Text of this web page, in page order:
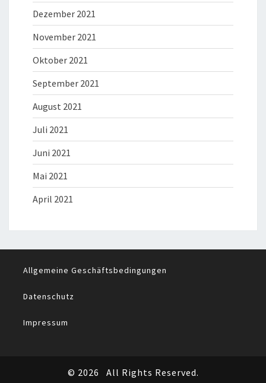
Dezember 2021
November 2021
Oktober 2021
September 2021
August 2021
Juli 2021
Juni 2021
Mai 2021
April 2021
Allgemeine Geschäftsbedingungen
Datenschutz
Impressum
© 2026 All Rights Reserved.